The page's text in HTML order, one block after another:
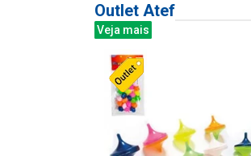
Outlet Atef
Veja mais